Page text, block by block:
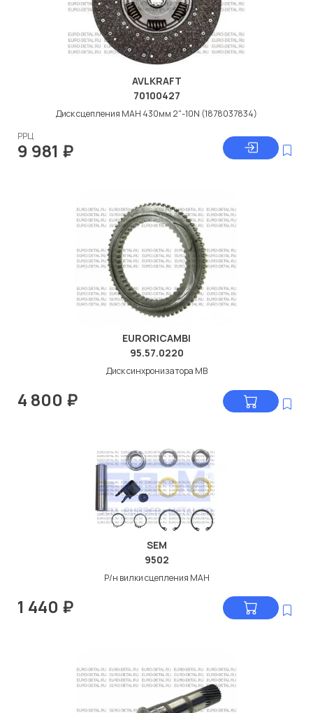
AVLKRAFT
70100427
Диск сцепления МАН 430мм 2"-10N (1878037834)
РРЦ
9 981 ₽
EURORICAMBI
95.57.0220
Диск синхронизатора МВ
4 800 ₽
SEM
9502
Р/н вилки сцепления МАН
1 440 ₽